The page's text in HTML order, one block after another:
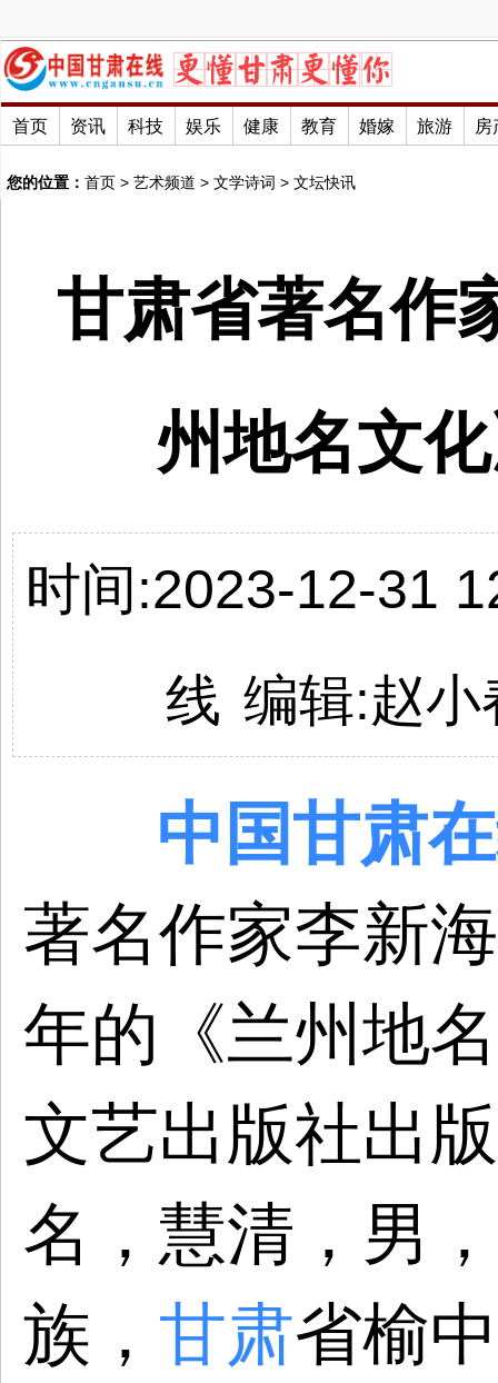
首页 资讯 科技 娱乐 健康 教育 婚嫁 旅游 房
您的位置： 首页 > 艺术频道 > 文学诗词 > 文坛快讯
甘肃省著名作
州地名文
时间:2023-12-31
线 编辑:赵小
中国甘肃
著名作家李新
年的《兰州地
文艺出版社出
名，慧清，男
族， 甘肃省榆